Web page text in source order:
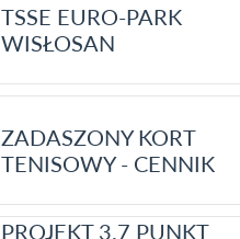
TSSE EURO-PARK
WISŁOSAN
ZADASZONY KORT
TENISOWY - CENNIK
PROJEKT 3.7 PUNKT